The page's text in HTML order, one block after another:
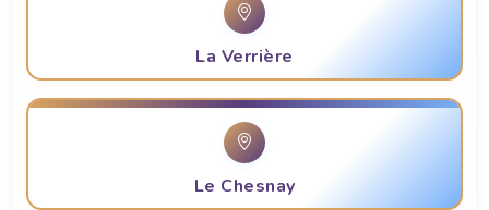
La Verrière
Le Chesnay